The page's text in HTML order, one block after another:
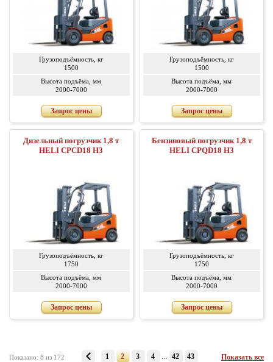
Грузоподъёмность, кг
1500
Высота подъёма, мм
2000-7000
Запрос цены
Грузоподъёмность, кг
1500
Высота подъёма, мм
2000-7000
Запрос цены
Дизельный погрузчик 1,8 т
HELI CPСD18 H3
Грузоподъёмность, кг
1750
Высота подъёма, мм
2000-7000
Запрос цены
Бензиновый погрузчик 1,8 т
HELI CPQD18 H3
Грузоподъёмность, кг
1750
Высота подъёма, мм
2000-7000
Запрос цены
Показано: 8 из 172 Показать все
1 2 3 4 42 43